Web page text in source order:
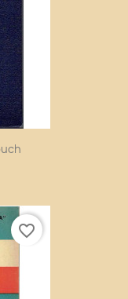
favorite_border